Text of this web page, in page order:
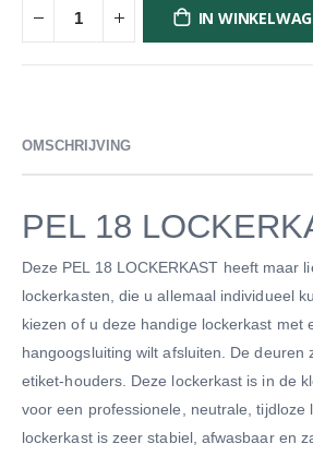
IN
OMSCHRIJVING
PEL 18
Deze PEL 18 LOCKERKAST heeft maar
lockerkasten, die u allemaal individueel
kiezen of u deze handige lockerkast met
hangoogsluiting wilt afsluiten. De deuren
etiket-houders. Deze lockerkast is in de
voor een professionele, neutrale, tijdloze
lockerkast is zeer stabiel, afwasbaar en